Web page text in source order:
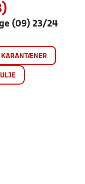
(09) 23/24
KARANTÆNER